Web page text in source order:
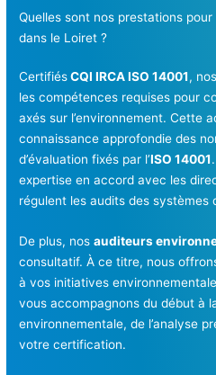
Quelles sont nos prestations
dans le Loiret ?
CertifiésCQI IRCA ISO 14001,
les compétences requises pour
axés sur l’environnement. Cette
connaissance approfondie des
d’évaluation fixés par l’ISO 14001
expertise en accord avec les
régulent les audits des systèmes
De plus, nosauditeurs
consultatif. À ce titre, nous
à vos initiatives
vous accompagnons du début à
environnementale, de l’analyse
votre certification.